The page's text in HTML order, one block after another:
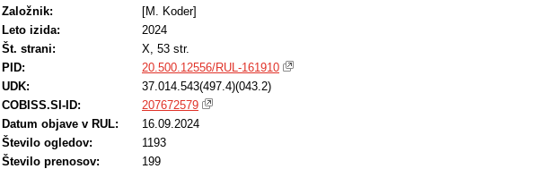
Založnik:
[M. Koder]
Leto izida:
2024
Št. strani:
X, 53 str.
PID:
20.500.12556/RUL-161910
UDK:
37.014.543(497.4)(043.2)
COBISS.SI-ID:
207672579
Datum objave v RUL:
16.09.2024
Število ogledov:
1193
Število prenosov:
199